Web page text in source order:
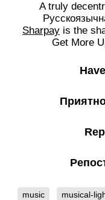
A truly
Sharpay is the
Get More
music musical-